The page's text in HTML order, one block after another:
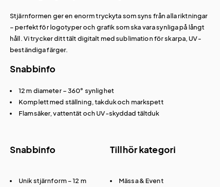
Stjärnformen ger en enorm tryckyta som syns från alla riktningar
– perfekt för logotyper och grafik som ska vara synliga på långt
håll. Vi trycker ditt tält digitalt med sublimation för skarpa, UV-
beständiga färger.
Snabbinfo
12 m diameter – 360° synlighet
Komplett med ställning, takduk och markspett
Flamsäker, vattentät och UV-skyddad tältduk
Snabbinfo
Unik stjärnform – 12 m
Tillhör kategori
Mässa & Event